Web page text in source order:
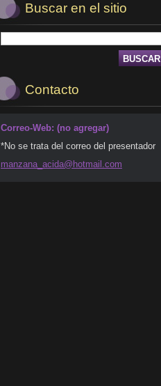
Buscar en el sitio
Contacto
Correo-Web: (no agregar)
*No se trata del correo del presentador
manzana_ acida@hotmail.com